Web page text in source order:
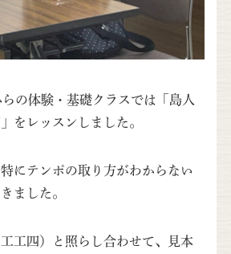
の体験・基礎クラスでは「島人
をレッスンしました。
特にテンポの取り方がわからない
ました。
工四）と照らし合わせて、見本